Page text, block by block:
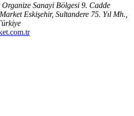
Sanayi Bölgesi 9. Cadde
Eskişehir, Sultandere 75. Yıl Mh.,